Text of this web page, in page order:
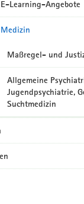
Learning-Angebote
Maßregel- und
Allgemeine
Jugendpsychiatrie,
Suchtmedizin